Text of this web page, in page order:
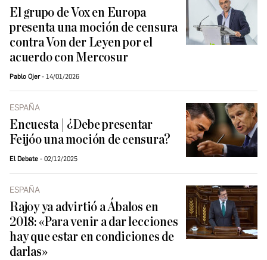
El grupo de Vox en Europa
presenta una moción de censura
contra Von der Leyen por el
acuerdo con Mercosur
Pablo Ojer 14/01/2026
ESPAÑA
Encuesta | ¿Debe presentar
Feijóo una moción de censura?
El Debate 02/12/2025
ESPAÑA
Rajoy ya advirtió a Ábalos en
2018: «Para venir a dar lecciones
hay que estar en condiciones de
darlas»